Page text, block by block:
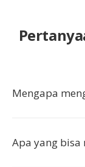
Mengapa
Apa yang bisa